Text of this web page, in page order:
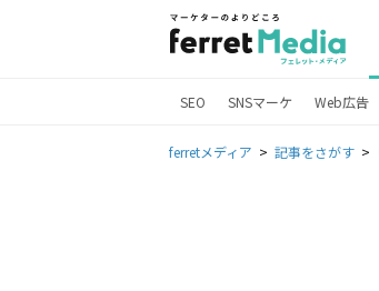
SEO SNSマーケ Web広告
ferretメディア 記事をさがす